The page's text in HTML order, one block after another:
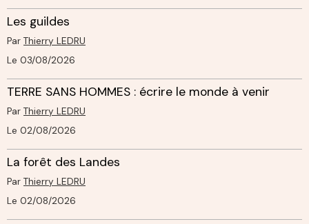
Les guildes
Par Thierry LEDRU
Le 03/08/2026
TERRE SANS HOMMES : écrire le monde à venir
Par Thierry LEDRU
Le 02/08/2026
La forêt des Landes
Par Thierry LEDRU
Le 02/08/2026